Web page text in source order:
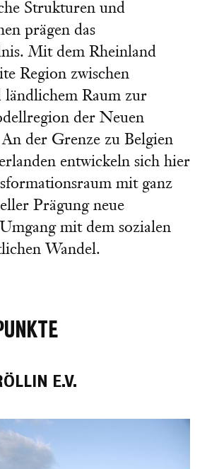
Strukturen und
prägen das
Mit dem Rheinland
Region zwischen
ländlichem Raum zur
der Neuen
der Grenze zu Belgien
entwickeln sich hier
mit ganz
Prägung neue
mit dem sozialen
Wandel.
E.V.